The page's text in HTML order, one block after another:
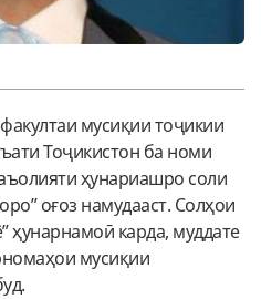
мусиқии тоҷикии
Тоҷикистон ба номи
ҳунариашро соли
оғоз намудааст. Солҳои
ҳунарнамоӣ карда, муддате
мусиқии